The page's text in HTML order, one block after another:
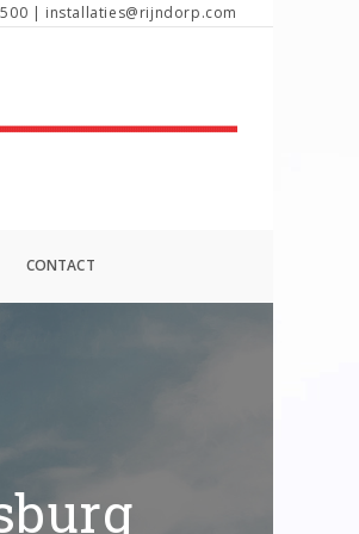
| installaties@rijndorp.com
CONTACT